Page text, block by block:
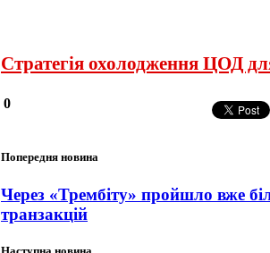
Стратегія охолодження ЦОД
0
Попередня новина
Через «Трембіту» пройшло вже
транзакцій